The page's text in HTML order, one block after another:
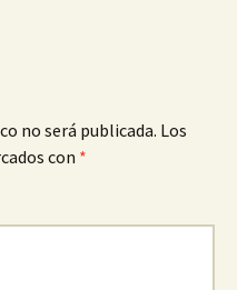
no será publicada. Los
con *